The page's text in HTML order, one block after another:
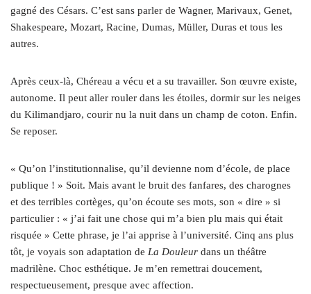
gagné des Césars. C’est sans parler de Wagner, Marivaux, Genet,
Shakespeare, Mozart, Racine, Dumas, Müller, Duras et tous les
autres.
Après ceux-là, Chéreau a vécu et a su travailler. Son œuvre existe,
autonome. Il peut aller rouler dans les étoiles, dormir sur les neiges
du Kilimandjaro, courir nu la nuit dans un champ de coton. Enfin.
Se reposer.
« Qu’on l’institutionnalise, qu’il devienne nom d’école, de place
publique ! » Soit. Mais avant le bruit des fanfares, des charognes
et des terribles cortèges, qu’on écoute ses mots, son « dire » si
particulier : « j’ai fait une chose qui m’a bien plu mais qui était
risquée » Cette phrase, je l’ai apprise à l’université. Cinq ans plus
tôt, je voyais son adaptation de La Douleur dans un théâtre
madrilène. Choc esthétique. Je m’en remettrai doucement,
respectueusement, presque avec affection.